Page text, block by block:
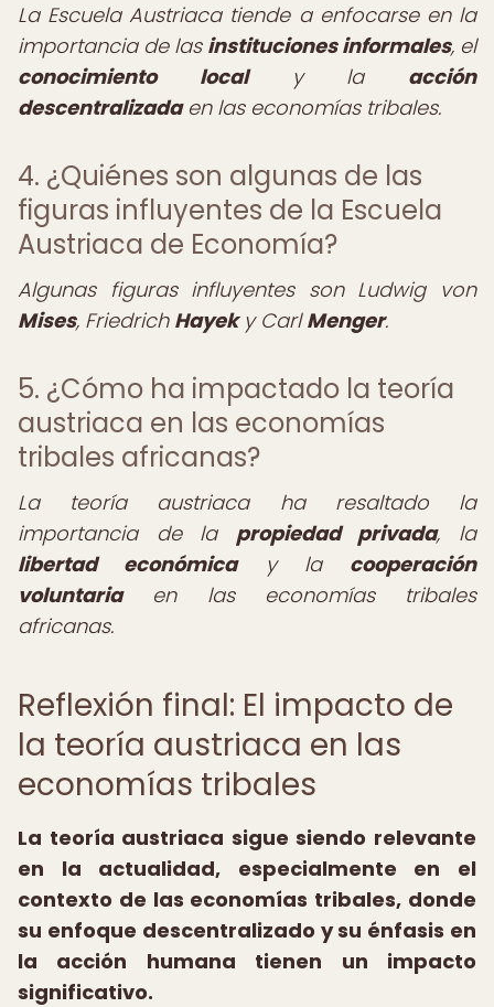
La Escuela Austriaca tiende a enfocarse en la
importancia de las instituciones informales, el
conocimiento localy la acción
descentralizadaen las economías tribales.
4. ¿Quiénes son algunas de las
figuras influyentes de la Escuela
Austriaca de Economía?
Algunas figuras influyentes son Ludwig von
Mises, Friedrich Hayeky CarlMenger.
5. ¿Cómo ha impactado la teoría
austriaca en las economías
tribales africanas?
La teoría austriaca ha resaltado la
importancia de la propiedad privada, la
libertad económicay la cooperación
voluntariaen las economías tribales
africanas.
Reflexión final: El impacto de
la teoría austriaca en las
economías tribales
La teoría austriaca sigue siendo relevante
en la actualidad, especialmente en el
contexto de las economías tribales, donde
su enfoque descentralizado y su énfasis en
la acción humana tienen un impacto
significativo.